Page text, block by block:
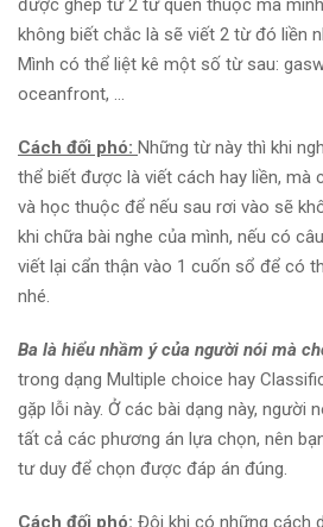
không biết chắc là sẽ viết 2 từ đó liền
Mình có thể liệt kê một số từ sau:
oceanfront, …
Cách đối phó: Những từ này thì khi
thể biết được là viết cách hay liền, mà
và học thuộc để nếu sau rơi vào sẽ
khi chữa bài nghe của mình, nếu có
viết lại cẩn thận vào 1 cuốn sổ để có
nhé.
Ba là hiểu nhầm ý của người nói mà
trong dạng Multiple choice hay
gặp lỗi này. Ở các bài dạng này, người
tất cả các phương án lựa chọn, nên
tư duy để chọn được đáp án đúng.
Cách đối phó: Đôi khi có những cách